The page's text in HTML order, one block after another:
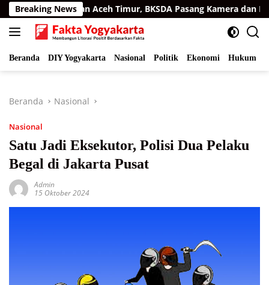
Langsung
ke
konten
Breaking NewsAceh Timur, BKSDA Pasang Kamera dan Bagikan
Beranda DIY Yogyakarta Nasional Politik Ekonomi Hukum
Beranda Nasional
Nasional
Satu Jadi Eksekutor, Polisi Dua Pelaku
Begal di Jakarta Pusat
Admin
15 Oktober 2024